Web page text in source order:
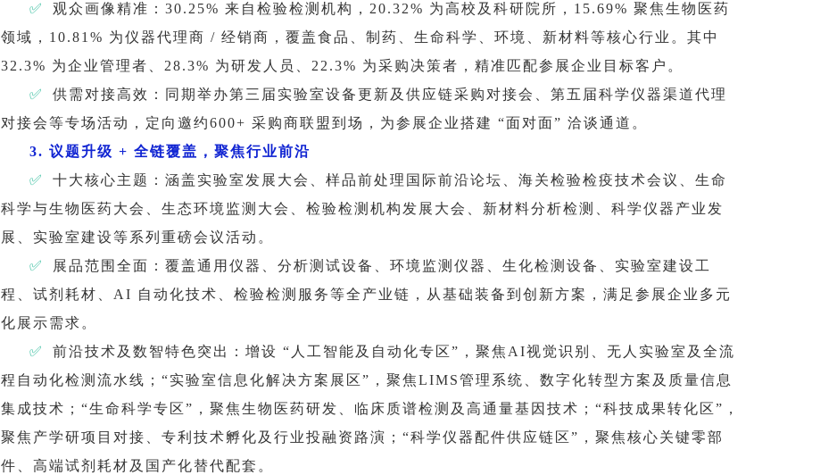
✅ 观众画像精准：30.25% 来自检验检测机构，20.32% 为高校及科研院所，15.69% 聚焦生物医药
领域，10.81% 为仪器代理商 / 经销商，覆盖食品、制药、生命科学、环境、新材料等核心行业。其中
32.3% 为企业管理者、28.3% 为研发人员、22.3% 为采购决策者，精准匹配参展企业目标客户。
✅ 供需对接高效：同期举办第三届实验室设备更新及供应链采购对接会、第五届科学仪器渠道代理
对接会等专场活动，定向邀约600+ 采购商联盟到场，为参展企业搭建 “面对面” 洽谈通道。
3. 议题升级 + 全链覆盖，聚焦行业前沿
✅ 十大核心主题：涵盖实验室发展大会、样品前处理国际前沿论坛、海关检验检疫技术会议、生命
科学与生物医药大会、生态环境监测大会、检验检测机构发展大会、新材料分析检测、科学仪器产业发
展、实验室建设等系列重磅会议活动。
✅
展品范围全面：覆盖通用仪器、分析测试设备、环境监测仪器、生化检测设备、实验室建设工
程、试剂耗材、AI 自动化技术、检验检测服务等全产业链，从基础装备到创新方案，满足参展企业多元
化展示需求。
✅ 前沿技术及数智特色突出：增设 “人工智能及自动化专区”，聚焦AI视觉识别、无人实验室及全流
程自动化检测流水线；“实验室信息化解决方案展区”，聚焦LIMS管理系统、数字化转型方案及质量信息
集成技术；“生命科学专区”，聚焦生物医药研发、临床质谱检测及高通量基因技术；“科技成果转化区”，
聚焦产学研项目对接、专利技术孵化及行业投融资路演；“科学仪器配件供应链区”，聚焦核心关键零部
件、高端试剂耗材及国产化替代配套。